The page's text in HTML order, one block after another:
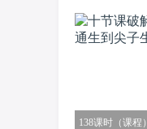
138课时（课程）